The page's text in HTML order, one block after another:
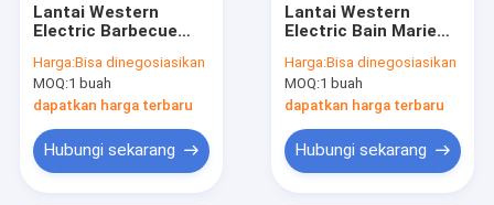
Lantai Western
Electric Barbecue
Harga:Bisa dinegosiasikan
MOQ:1 buah
dapatkan harga terbaru
Hubungi sekarang
Lantai Western
Electric Bain Marie
Harga:Bisa dinegosiasikan
MOQ:1 buah
dapatkan harga terbaru
Hubungi sekarang